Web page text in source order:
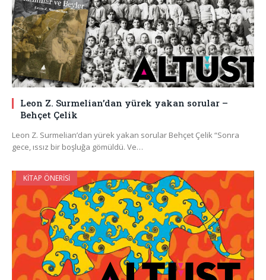
Leon Z. Surmelian’dan yürek yakan sorular –
Behçet Çelik
Leon Z. Surmelian’dan yürek yakan sorular Behçet Çelik “Sonra
gece, ıssız bir boşluğa gömüldü. Ve…
KITAP ÖNERISI